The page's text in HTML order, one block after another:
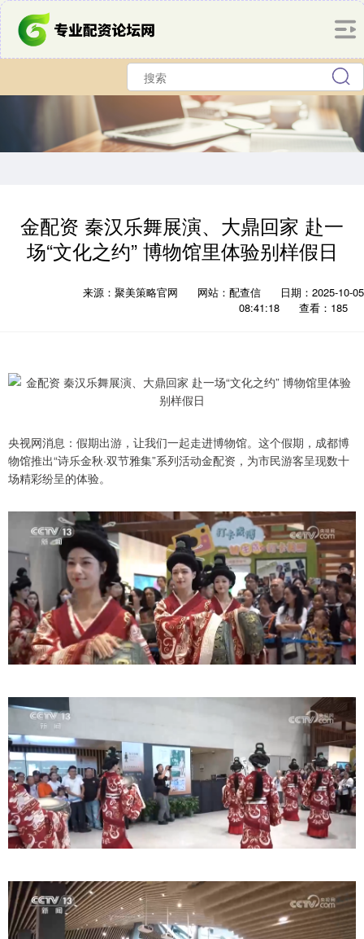
金配资 秦汉乐舞展演、大鼎回家 赴一
场“文化之约” 博物馆里体验别样假日
来源：聚美策略官网 网站：配查信
日期：2025-10-05
08:41:18
查看：185
央视网消息：假期出游，让我们一起走进博物馆。这个假期，成都博
物馆推出“诗乐金秋·双节雅集”系列活动金配资，为市民游客呈现数十
场精彩纷呈的体验。